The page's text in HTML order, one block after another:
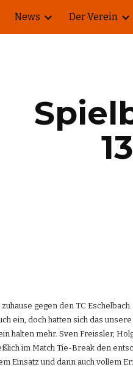
Skip to main content
News Der Verein
zuhause gegen den TC
ein, doch hatten sich das
halten mehr. Sven Freissler,
im Match Tie-Break den
Einsatz und dann auch vollem